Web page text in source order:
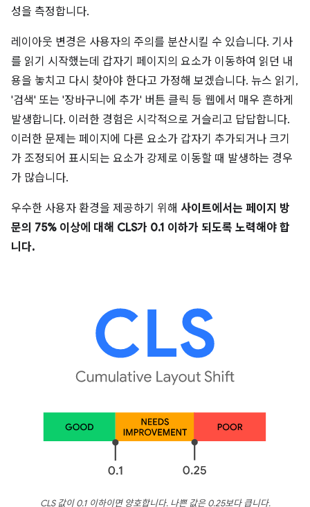
성을 측정합니다.
레이아웃 변경은 사용자의 주의를 분산시킬 수 있습니다. 기사
를 읽기 시작했는데 갑자기 페이지의 요소가 이동하여 읽던 내
용을 놓치고 다시 찾아야 한다고 가정해 보겠습니다. 뉴스 읽기,
'검색' 또는 '장바구니에 추가' 버튼 클릭 등 웹에서 매우 흔하게
발생합니다. 이러한 경험은 시각적으로 거슬리고 답답합니다.
이러한 문제는 페이지에 다른 요소가 갑자기 추가되거나 크기
가 조정되어 표시되는 요소가 강제로 이동할 때 발생하는 경우
가 많습니다.
우수한 사용자 환경을 제공하기 위해 사이트에서는 페이지 방
문의 75% 이상에 대해 CLS가 0.1 이하가 되도록 노력해야 합
니다.
CLS 값이 0.1 이하이면 양호합니다. 나쁜 값은 0.25보다 큽니다.